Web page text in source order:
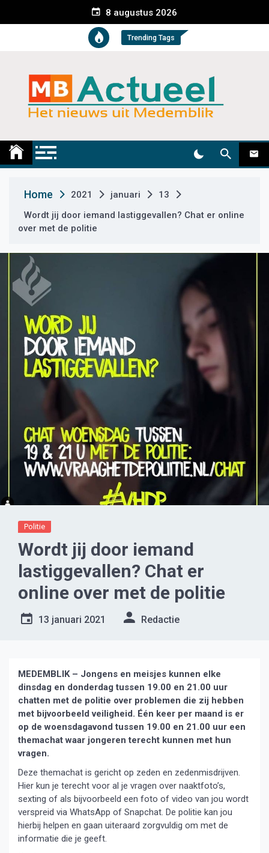
e
t
8 augustus 2026
Trending Tags
Medemblik Actueel
Home 2021 januari
13
Wordt jij door iemand lastiggevallen? Chat er online
over met de politie
Politie
Wordt jij door iemand
lastiggevallen? Chat er
online over met de politie
13 januari 2021 Redactie
MEDEMBLIK – Jongens en meisjes kunnen elke
dinsdag en donderdag tussen 19.00 en 21.00 uur
chatten met de politie over problemen die zij hebben
met bijvoorbeeld veiligheid. Één keer per maand is er
op de woensdagavond tussen 19.00 en 21.00 uur een
themachat waar jongeren terecht kunnen met hun
vragen.
Deze themachat is gericht op zeden en zedenmisdrijven.
Hier kun je terecht voor al je vragen over naaktfoto’s,
sexting of als bijvoorbeeld een foto of video van jou wordt
verspreid via WhatsApp of Snapchat. De politie kan jou
hierbij helpen en gaan uiteraard zorgvuldig om met de
informatie die je geeft.